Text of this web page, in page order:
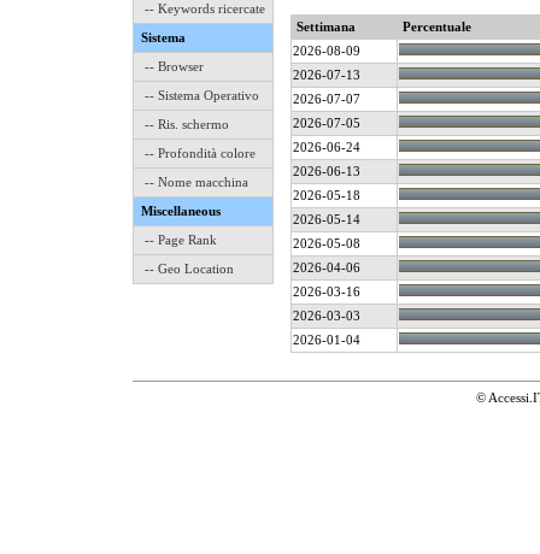
-- Keywords ricercate
Sistema
-- Browser
-- Sistema Operativo
-- Ris. schermo
-- Profondità colore
-- Nome macchina
Miscellaneous
-- Page Rank
-- Geo Location
Settimana
Percentuale
2026-08-09
2026-07-13
2026-07-07
2026-07-05
2026-06-24
2026-06-13
2026-05-18
2026-05-14
2026-05-08
2026-04-06
2026-03-16
2026-03-03
2026-01-04
©